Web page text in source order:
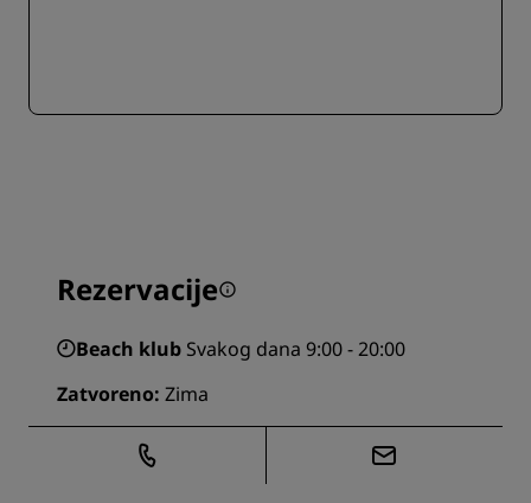
Rezervacije
Beach klub Svakog dana 9:00 - 20:00
Zatvoreno: Zima